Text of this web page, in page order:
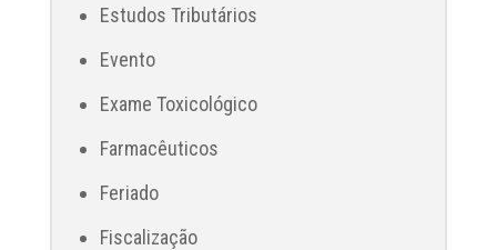
Estudos Tributários
Evento
Exame Toxicológico
Farmacêuticos
Feriado
Fiscalização